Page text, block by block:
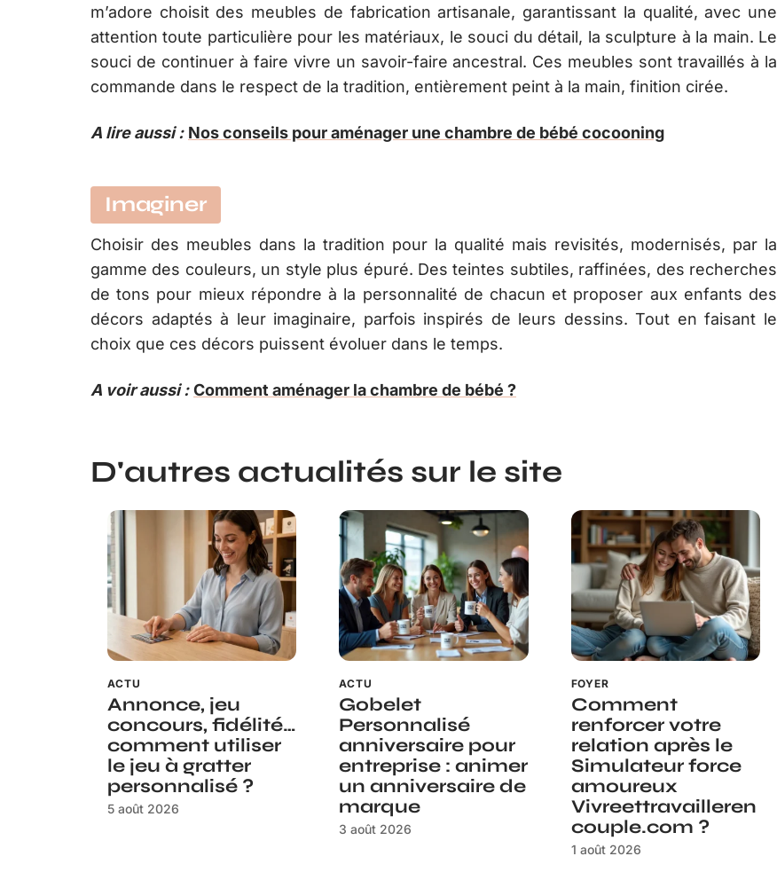
m’adore choisit des meubles de fabrication artisanale, garantissant la qualité, avec une
attention toute particulière pour les matériaux, le souci du détail, la sculpture à la main. Le
souci de continuer à faire vivre un savoir-faire ancestral. Ces meubles sont travaillés à la
commande dans le respect de la tradition, entièrement peint à la main, finition cirée.
A lire aussi : Nos conseils pour aménager une chambre de bébé cocooning
Imaginer
Choisir des meubles dans la tradition pour la qualité mais revisités, modernisés, par la
gamme des couleurs, un style plus épuré. Des teintes subtiles, raffinées, des recherches
de tons pour mieux répondre à la personnalité de chacun et proposer aux enfants des
décors adaptés à leur imaginaire, parfois inspirés de leurs dessins. Tout en faisant le
choix que ces décors puissent évoluer dans le temps.
A voir aussi : Comment aménager la chambre de bébé ?
D'autres actualités sur le site
ACTU
Annonce, jeu
concours, fidélité…
comment utiliser
le jeu à gratter
personnalisé ?
5 août 2026
ACTU
Gobelet
Personnalisé
anniversaire pour
entreprise : animer
un anniversaire de
marque
3 août 2026
FOYER
Comment
renforcer votre
relation après le
Simulateur force
amoureux
Vivreettravailleren
couple.com ?
1 août 2026